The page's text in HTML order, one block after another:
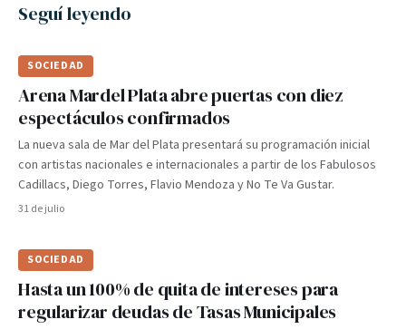
Seguí leyendo
SOCIEDAD
Arena Mardel Plata abre puertas con diez
espectáculos confirmados
La nueva sala de Mar del Plata presentará su programación inicial
con artistas nacionales e internacionales a partir de los Fabulosos
Cadillacs, Diego Torres, Flavio Mendoza y No Te Va Gustar.
31 de julio
SOCIEDAD
Hasta un 100% de quita de intereses para
regularizar deudas de Tasas Municipales